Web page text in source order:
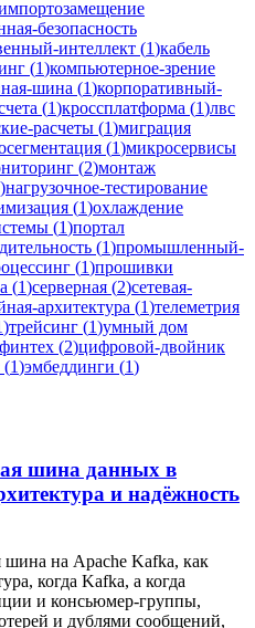
безопасность
интеллект (1)кабель
(1)компьютерное-зрение
шина (1)корпоративный-
(1)кроссплатформа (1)лвс
расчеты (1)миграция
(1)микросервисы
(2)монтаж
)нагрузочное-тестирование
(1)охлаждение
(1)портал
(1)промышленный-
(1)прошивки
(1)серверная (2)сетевая-
архитектура (1)телеметрия
)трейсинг (1)умный дом
финтех (2)цифровой-двойник
(1)эмбеддинги (1)
шина данных в
и надёжность
шина на Apache Kafka, как
когда Kafka, а когда
и консьюмер-группы,
и дублями сообщений,